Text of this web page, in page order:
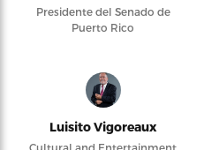
Presidente del Senado de
Puerto Rico
Luisito Vigoreaux
Cultural and Entertainment